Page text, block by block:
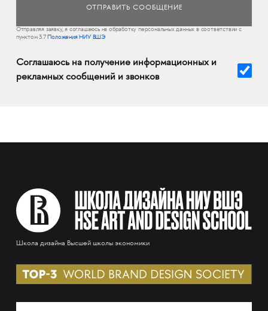
Отправляя заявку, я соглашаюсь на обработку персональных данных в соответствии с
пунктом 3.7Положения НИУ ВШЭ
Соглашаюсь на получение информационных и
рекламных сообщений и звонков
Школа дизайна Высшей школы экономики